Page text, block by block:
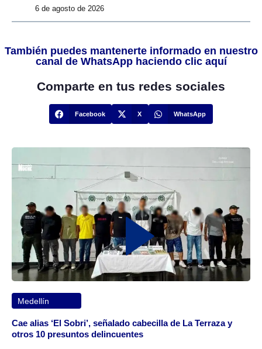
6 de agosto de 2026
También puedes mantenerte informado en nuestro
canal de WhatsApp haciendo clic aquí
Comparte en tus redes sociales
Facebook X WhatsApp
Medellín
Cae alias ‘El Sobri’, señalado cabecilla de La Terraza y
otros 10 presuntos delincuentes